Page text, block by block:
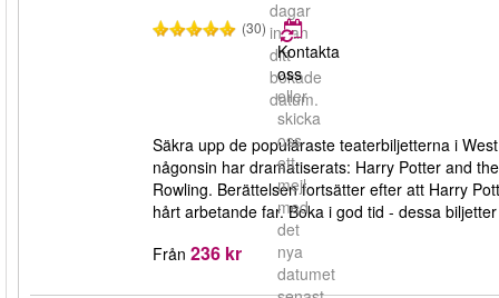
dagar
innan
ditt
bokade
datum.
(30)
Kontakta
oss
eller
skicka
oss
ett
mejl
med
det
nya
datumet
Säkra upp de populäraste teaterbiljetterna i
någonsin har dramatiserats: Harry Potter and
Rowling. Berättelsen fortsätter efter att Harry
hårt arbetande far. Boka i god tid - dessa
Från 236 kr